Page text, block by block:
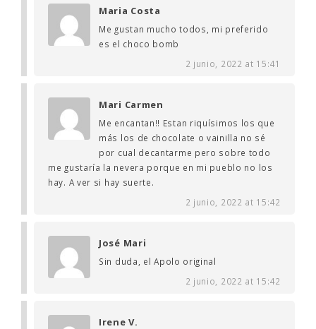
Maria Costa
Me gustan mucho todos, mi preferido
es el choco bomb
2 junio, 2022 at 15:41
Mari Carmen
Me encantan!! Estan riquísimos los que
más los de chocolate o vainilla no sé
por cual decantarme pero sobre todo
me gustaría la nevera porque en mi pueblo no los
hay. A ver si hay suerte.
2 junio, 2022 at 15:42
José Mari
Sin duda, el Apolo original
2 junio, 2022 at 15:42
Irene V.